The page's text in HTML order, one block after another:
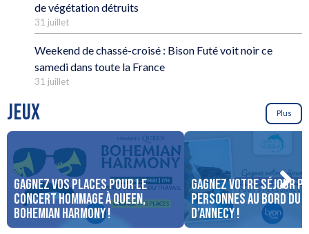
de végétation détruits
31 juillet
Weekend de chassé-croisé : Bison Futé voit noir ce
samedi dans toute la France
31 juillet
JEUX Plus
Gagnez vos places pour le
concert Hommage à Queen,
Bohemian Harmony !
Gagnez votre séjour
personnes au bord du
d’Annecy !